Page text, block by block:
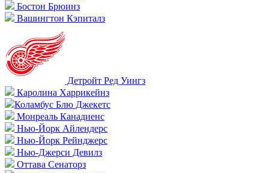
Бостон Брюинз
Вашингтон Кэпиталз
Детройт Ред Уингз
Каролина Харрикейнз
Коламбус Блю Джекетс
Монреаль Канадиенс
Нью-Йорк Айлендерс
Нью-Йорк Рейнджерс
Нью-Джерси Девилз
Оттава Сенаторз